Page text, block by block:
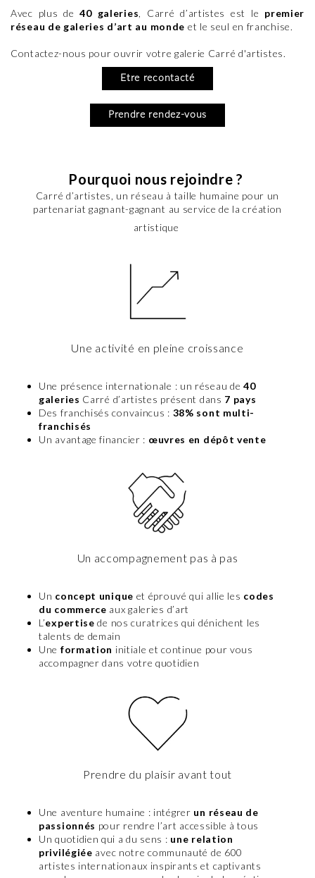
Avec plus de40 galeries, Carré d’artistes est le premier
réseau de galeries d’art au monde et le seul en franchise.
Contactez-nous pour ouvrir votre galerie Carré d'artistes.
Etre recontacté
Prendre rendez-vous
Pourquoi nous rejoindre ?
Carré d’artistes, un réseau à taille humaine pour un
partenariat gagnant-gagnant au service de la création
artistique
Une activité en pleine croissance
Une présence internationale : un réseau de40
galeries Carré d’artistes présent dans 7 pays
Des franchisés convaincus : 38% sont multi-
franchisés
Un avantage financier : œuvres en dépôt vente
Un accompagnement pas à pas
Un concept unique et éprouvé qui allie les codes
du commerce aux galeries d’art
L’expertise de nos curatrices qui dénichent les
talents de demain
Une formation initiale et continue pour vous
accompagner dans votre quotidien
Prendre du plaisir avant tout
Une aventure humaine : intégrer un réseau de
passionnés pour rendre l’art accessible à tous
Un quotidien qui a du sens : une relation
privilégiée avec notre communauté de 600
artistes internationaux inspirants et captivants